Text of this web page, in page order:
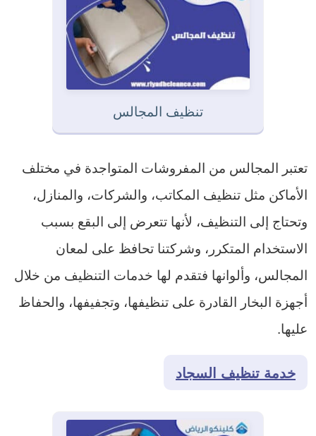
تنظيف المجالس
تعتبر المجالس من المفروشات المتواجدة في مختلف
الأماكن مثل تنظيف المكاتب، والشركات، والمنازل،
وتحتاج إلى التنظيف، لأنها تتعرض إلى البقع بسبب
الاستخدام المتكرر، وشركتنا تحافظ على لمعان
المجالس، وألوانها فتقدم لها خدمات التنظيف من خلال
أجهزة البخار القادرة على تنظيفها، وتجفيفها، والحفاظ
عليها.
خدمة تنظيف السجاد